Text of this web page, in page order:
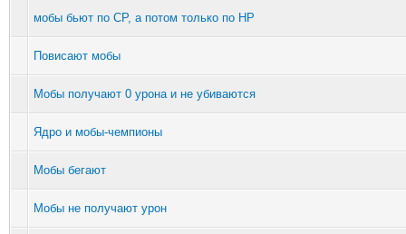
мобы бьют по СР, а потом только по НР
Повисают мобы
Мобы получают 0 урона и не убиваются
Ядро и мобы-чемпионы
Мобы бегают
Мобы не получают урон